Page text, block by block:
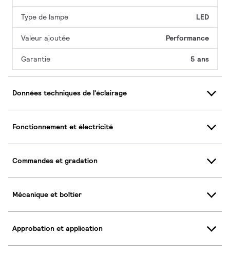
Type de lampe LED
Valeur ajoutée Performance
Garantie 5 ans
Données techniques de l'éclairage
Fonctionnement et électricité
Commandes et gradation
Mécanique et boîtier
Approbation et application